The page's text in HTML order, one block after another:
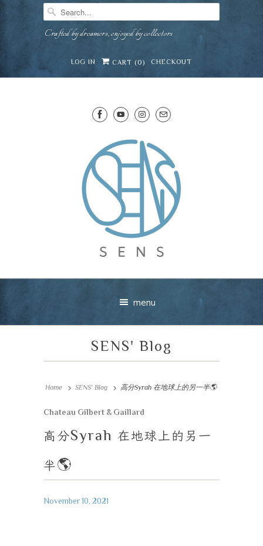
Crafted by dreamers, enjoyed by collectors
LOG IN CART (0) CHECKOUT
menu
SENS' Blog
Home SENS' Blog 高分Syrah 在地球上的另一半🌎
Chateau Gilbert & Gaillard
高分Syrah 在地球上的另一
半🌎
November 10, 2021
Hi — I'm Mirai, your SENS wine advisor. Tell me what
celebrating, or in the mood for, and I'll help you find
our cellar.
VIEW CART